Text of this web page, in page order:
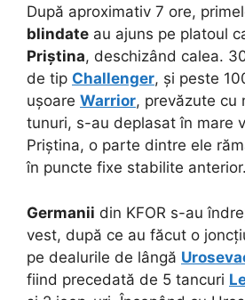
După aproximativ 7 ore,
blindate au ajuns pe platoul
Priștina, deschizând calea.
de tip Challenger, și peste
ușoare Warrior, prevăzute cu
tunuri, s-au deplasat în mare
Priștina, o parte dintre ele
în puncte fixe stabilite anterior.
Germanii din KFOR s-au
vest, după ce au făcut o
pe dealurile de lângă
fiind precedată de 5 tancuri